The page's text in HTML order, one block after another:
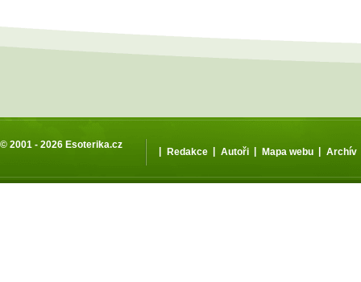
© 2001 - 2026 Esoterika.cz
| Redakce | Autoři | Mapa webu | Archív